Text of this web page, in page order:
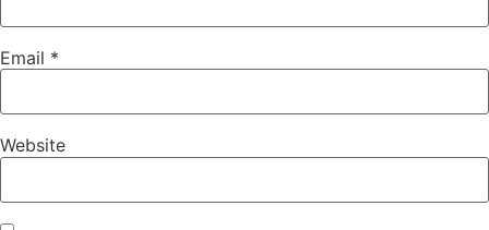
Email *
Website